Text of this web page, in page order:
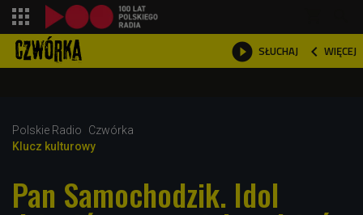
 SŁUCHAJ  WIĘCEJ

Polskie Radio
Czwórka
Klucz kulturowy
Pan Samochodzik. Idol